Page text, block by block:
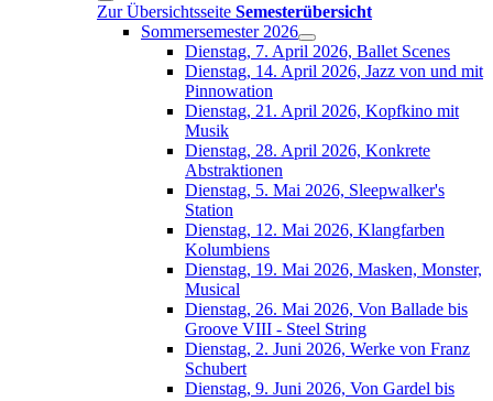
Zur Übersichtsseite Semesterübersicht
Sommersemester 2026
Dienstag, 7. April 2026, Ballet Scenes
Dienstag, 14. April 2026, Jazz von und mit
Pinnowation
Dienstag, 21. April 2026, Kopfkino mit
Musik
Dienstag, 28. April 2026, Konkrete
Abstraktionen
Dienstag, 5. Mai 2026, Sleepwalker's
Station
Dienstag, 12. Mai 2026, Klangfarben
Kolumbiens
Dienstag, 19. Mai 2026, Masken, Monster,
Musical
Dienstag, 26. Mai 2026, Von Ballade bis
Groove VIII - Steel String
Dienstag, 2. Juni 2026, Werke von Franz
Schubert
Dienstag, 9. Juni 2026, Von Gardel bis